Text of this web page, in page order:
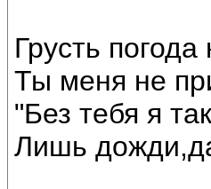
Грусть
Ты меня не
"Без тебя я
Лишь